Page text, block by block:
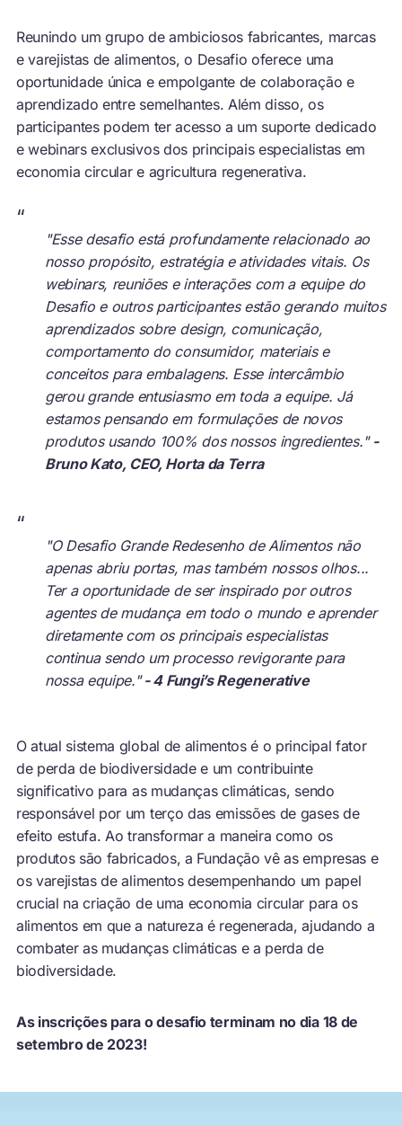
Reunindo um grupo de ambiciosos fabricantes, marcas
e varejistas de alimentos, o Desafio oferece uma
oportunidade única e empolgante de colaboração e
aprendizado entre semelhantes. Além disso, os
participantes podem ter acesso a um suporte dedicado
e webinars exclusivos dos principais especialistas em
economia circular e agricultura regenerativa.
“
"Esse desafio está profundamente relacionado ao
nosso propósito, estratégia e atividades vitais. Os
webinars, reuniões e interações com a equipe do
Desafio e outros participantes estão gerando muitos
aprendizados sobre design, comunicação,
comportamento do consumidor, materiais e
conceitos para embalagens. Esse intercâmbio
gerou grande entusiasmo em toda a equipe. Já
estamos pensando em formulações de novos
produtos usando 100% dos nossos ingredientes." -
Bruno Kato, CEO, Horta da Terra
“
"O Desafio Grande Redesenho de Alimentos não
apenas abriu portas, mas também nossos olhos...
Ter a oportunidade de ser inspirado por outros
agentes de mudança em todo o mundo e aprender
diretamente com os principais especialistas
continua sendo um processo revigorante para
nossa equipe."- 4 Fungi’s Regenerative
O atual sistema global de alimentos é o principal fator
de perda de biodiversidade e um contribuinte
significativo para as mudanças climáticas, sendo
responsável por um terço das emissões de gases de
efeito estufa. Ao transformar a maneira como os
produtos são fabricados, a Fundação vê as empresas e
os varejistas de alimentos desempenhando um papel
crucial na criação de uma economia circular para os
alimentos em que a natureza é regenerada, ajudando a
combater as mudanças climáticas e a perda de
biodiversidade.
As inscrições para o desafio terminam no dia 18 de
setembro de 2023!